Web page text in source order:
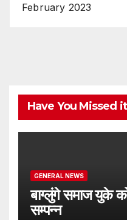
February 2023
Have You Missed
GENERAL NEWS
बाग्लुंगे समाज युके
सम्पन्न